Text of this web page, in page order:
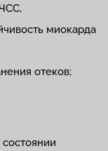
миокарда
отеков;